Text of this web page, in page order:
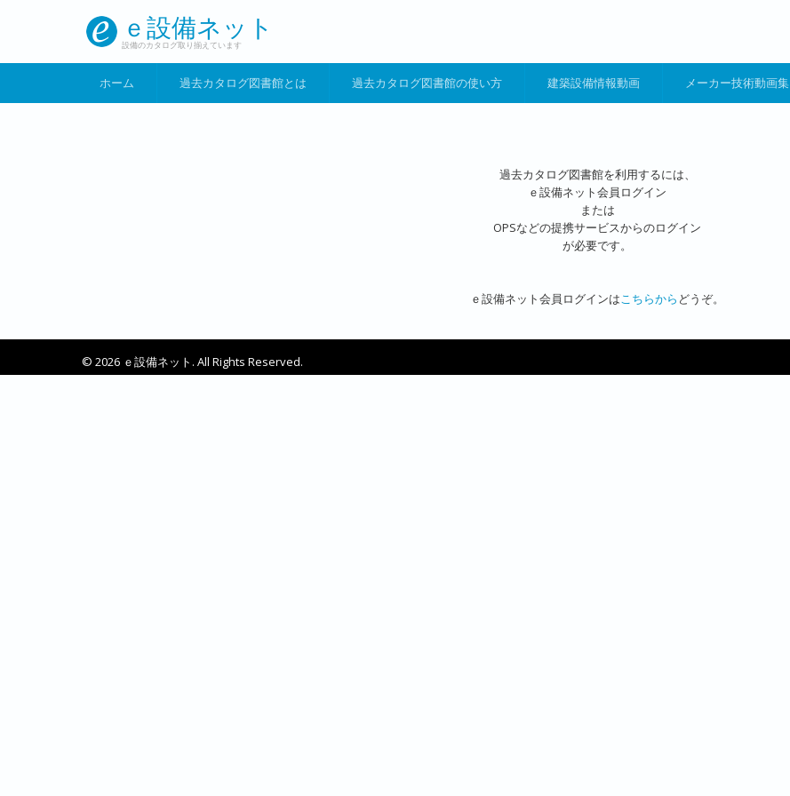
ｅ設備ネット
設備のカタログ取り揃えています
ホーム 過去カタログ図書館とは 過去カタログ図書館の使い方 建築設備情報動画 メーカー技術動画集
過去カタログ図書館を利用するには、
ｅ設備ネット会員ログイン
または
OPSなどの提携サービスからのログイン
が必要です。
ｅ設備ネット会員ログインはこちらから どうぞ。
© 2026 ｅ設備ネット. All Rights Reserved.